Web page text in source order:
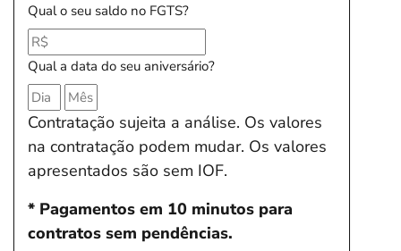
Qual o seu saldo no FGTS?
Qual a data do seu aniversário?
Contratação sujeita a análise. Os valores
na contratação podem mudar. Os valores
apresentados são sem IOF.
* Pagamentos em 10 minutos para
contratos sem pendências.